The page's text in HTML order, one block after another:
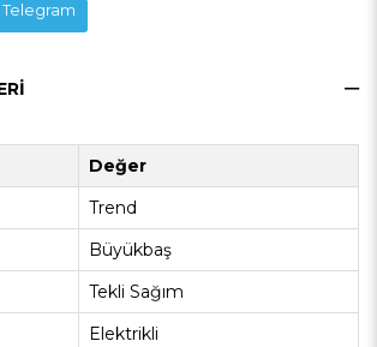
Telegram
Değer
Trend
Büyükbaş
Tekli Sağım
Elektrikli